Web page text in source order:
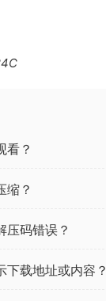
看？
缩？
压码错误？
下载地址或内容？